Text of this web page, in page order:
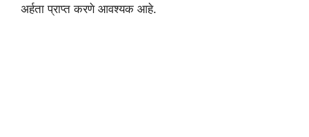
अर्हता प्राप्त करणे आवश्यक आहे.